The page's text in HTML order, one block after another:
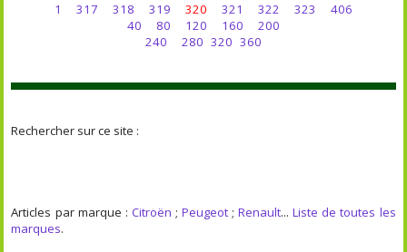
1 317 318 319 320 321 322 323
406
40
80 120 160
200
240
280 320 360
Rechercher sur ce site :
Articles par marque : Citroën ; Peugeot ;Renault...Liste de toutes les
marques.